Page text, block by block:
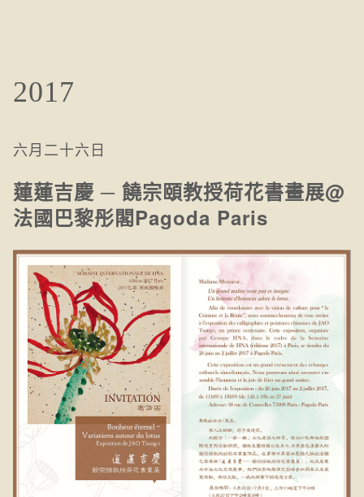
2017
六月二十六日
蓮蓮吉慶 ─ 饒宗頤教授荷花書畫展@
法國巴黎彤閣Pagoda Paris